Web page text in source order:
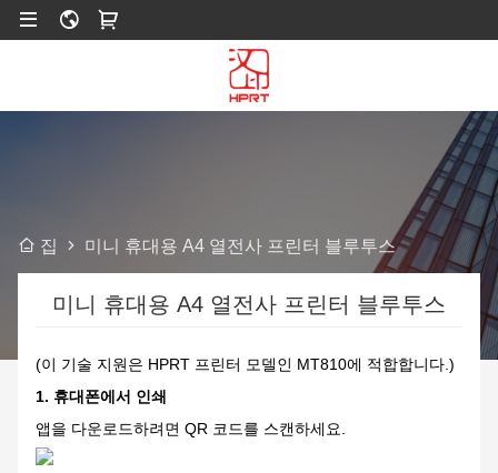
집 미니 휴대용 A4 열전사 프린터 블루투스
미니 휴대용 A4 열전사 프린터 블루투스
(이 기술 지원은 HPRT 프린터 모델인 MT810에 적합합니다.)
1. 휴대폰에서 인쇄
앱을 다운로드하려면 QR 코드를 스캔하세요.